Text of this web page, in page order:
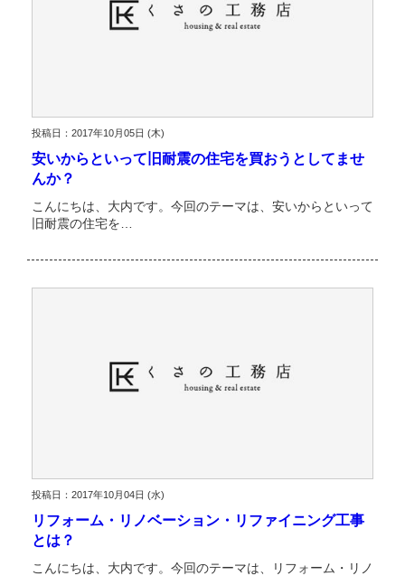
投稿日：2017年10月05日 (木)
安いからといって旧耐震の住宅を買おうとしてませ
んか？
こんにちは、大内です。今回のテーマは、安いからといって
旧耐震の住宅を…
投稿日：2017年10月04日 (水)
リフォーム・リノベーション・リファイニング工事
とは？
こんにちは、大内です。今回のテーマは、リフォーム・リノ